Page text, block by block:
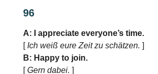
96
A: I appreciate everyone’s time.
[ Ich weiß eure Zeit zu schätzen. ]
B: Happy to join.
[Gern dabei. ]